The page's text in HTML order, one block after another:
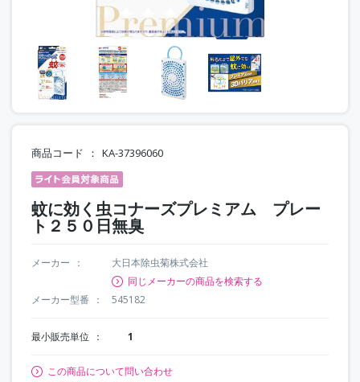
商品コード KA-37396060
蚊に効く虫コナーズプレミアム プレー
ト２５０日無臭
メーカー
大日本除虫菊株式会社
同じメーカーの商品を検索する
メーカー型番
545182
最小販売単位 1
この商品について問い合わせ